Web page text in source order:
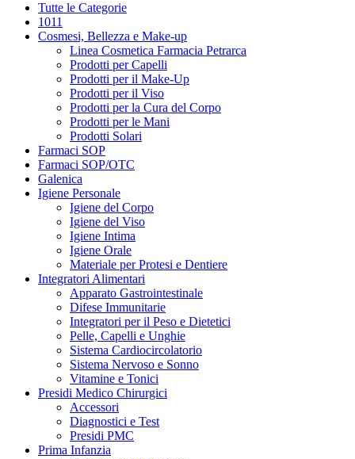
Tutte le Categorie
1011
Cosmesi, Bellezza e Make-up
Linea Cosmetica Farmacia Petrarca
Prodotti per Capelli
Prodotti per il Make-Up
Prodotti per il Viso
Prodotti per la Cura del Corpo
Prodotti per le Mani
Prodotti Solari
Farmaci SOP
Farmaci SOP/OTC
Galenica
Igiene Personale
Igiene del Corpo
Igiene del Viso
Igiene Intima
Igiene Orale
Materiale per Protesi e Dentiere
Integratori Alimentari
Apparato Gastrointestinale
Difese Immunitarie
Integratori per il Peso e Dietetici
Pelle, Capelli e Unghie
Sistema Cardiocircolatorio
Sistema Nervoso e Sonno
Vitamine e Tonici
Presidi Medico Chirurgici
Accessori
Diagnostici e Test
Presidi PMC
Prima Infanzia